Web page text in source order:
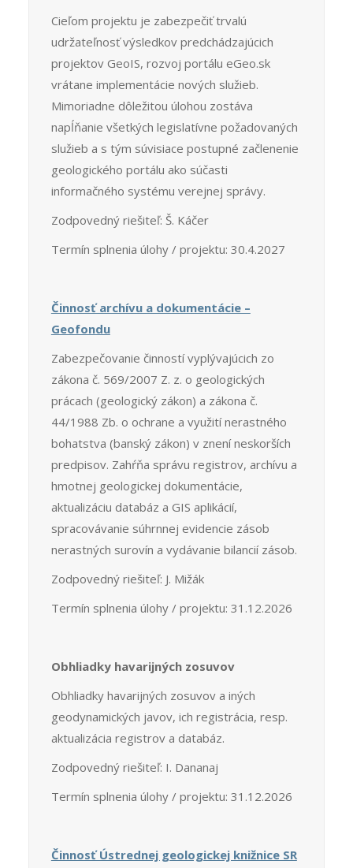
Cieľom projektu je zabezpečiť trvalú
udržateľnosť výsledkov predchádzajúcich
projektov GeoIS, rozvoj portálu eGeo.sk
vrátane implementácie nových služieb.
Mimoriadne dôležitou úlohou zostáva
napĺňanie všetkých legislatívne požadovaných
služieb a s tým súvisiace postupné začlenenie
geologického portálu ako súčasti
informačného systému verejnej správy.
Zodpovedný riešiteľ: Š. Káčer
Termín splnenia úlohy / projektu: 30.4.2027
Činnosť archívu a dokumentácie –
Geofondu
Zabezpečovanie činností vyplývajúcich zo
zákona č. 569/2007 Z. z. o geologických
prácach (geologický zákon) a zákona č.
44/1988 Zb. o ochrane a využití nerastného
bohatstva (banský zákon) v znení neskorších
predpisov. Zahŕňa správu registrov, archívu a
hmotnej geologickej dokumentácie,
aktualizáciu databáz a GIS aplikácií,
spracovávanie súhrnnej evidencie zásob
nerastných surovín a vydávanie bilancií zásob.
Zodpovedný riešiteľ: J. Mižák
Termín splnenia úlohy / projektu: 31.12.2026
Obhliadky havarijných zosuvov
Obhliadky havarijných zosuvov a iných
geodynamických javov, ich registrácia, resp.
aktualizácia registrov a databáz.
Zodpovedný riešiteľ: I. Dananaj
Termín splnenia úlohy / projektu: 31.12.2026
Činnosť Ústrednej geologickej knižnice SR